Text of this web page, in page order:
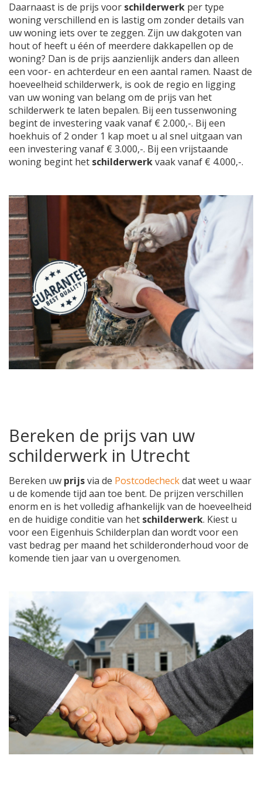
Daarnaast is de prijs voor schilderwerk per type
woning verschillend en is lastig om zonder details van
uw woning iets over te zeggen. Zijn uw dakgoten van
hout of heeft u één of meerdere dakkapellen op de
woning? Dan is de prijs aanzienlijk anders dan alleen
een voor- en achterdeur en een aantal ramen. Naast de
hoeveelheid schilderwerk, is ook de regio en ligging
van uw woning van belang om de prijs van het
schilderwerk te laten bepalen. Bij een tussenwoning
begint de investering vaak vanaf € 2.000,-. Bij een
hoekhuis of 2 onder 1 kap moet u al snel uitgaan van
een investering vanaf € 3.000,-. Bij een vrijstaande
woning begint het schilderwerkvaak vanaf € 4.000,-.
Bereken de prijs van uw
schilderwerk in Utrecht
Bereken uw prijsvia de Postcodecheckdat weet u waar
u de komende tijd aan toe bent. De prijzen verschillen
enorm en is het volledig afhankelijk van de hoeveelheid
en de huidige conditie van het schilderwerk. Kiest u
voor een Eigenhuis Schilderplan dan wordt voor een
vast bedrag per maand het schilderonderhoud voor de
komende tien jaar van u overgenomen.